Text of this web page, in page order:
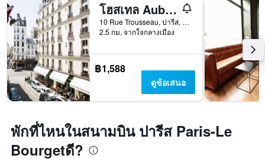
โฮสเทล Auberge Internationale des Jeunes
10 Rue Trousseau, ปารีส, ฝรั่งเศส
2.5 กม. จากใจกลางเมือง
฿1,588
ดูข้อเสนอ
พักที่ไหนในสนามบิน ปารีส Paris-Le
Bourgetดี?